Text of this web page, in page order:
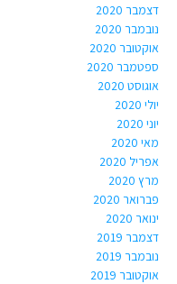
דצמבר 2020
נובמבר 2020
אוקטובר 2020
ספטמבר 2020
אוגוסט 2020
יולי 2020
יוני 2020
מאי 2020
אפריל 2020
מרץ 2020
פברואר 2020
ינואר 2020
דצמבר 2019
נובמבר 2019
אוקטובר 2019